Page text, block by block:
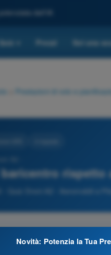
dall'IA
Quiz Prezzi Sei una
Prestazioni di volo e
rispetto
Quiz Droni A2 - Aeromobili a
Novità: Potenzia la Tua